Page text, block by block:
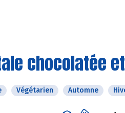
chocolatée
Végétarien Automne